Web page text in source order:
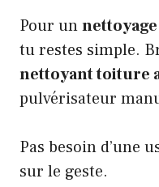
Pour un
tu restes simple.
nettoyant toiture
pulvérisateur
Pas besoin d’une
sur le geste.